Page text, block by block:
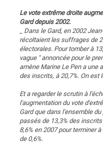
Le vote extrême droite
Gard depuis 2002.
_ Dans le Gard, en 2002
récoltaient les suffrages de
électorales. Pour tomber à
vague " annoncée pour le
amène Marine Le Pen a une
des inscrits, à 20,7%. On est
Et a regarder le scrutin à
l'augmentation du vote
Gard que dans l'ensemble
passés de 13,3% des
8,6% en 2007 pour terminer
de 0,6%.